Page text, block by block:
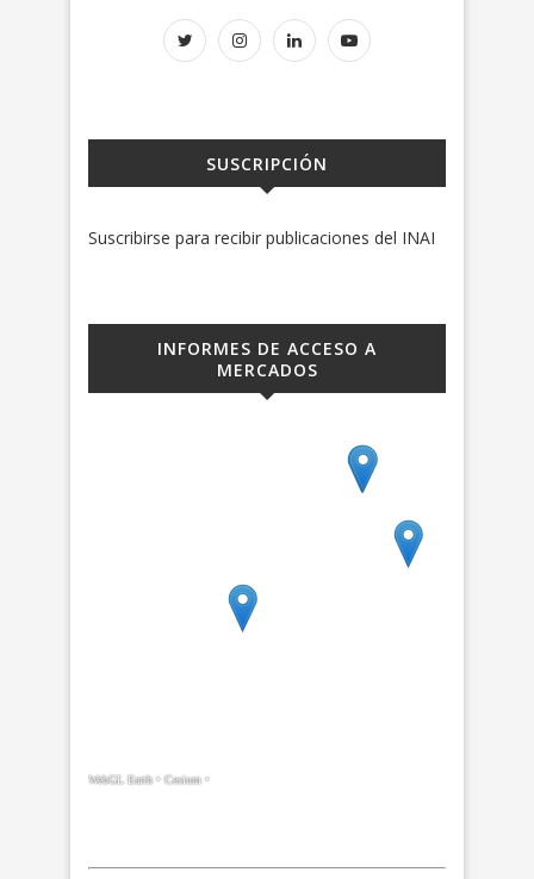
SUSCRIPCIÓN
Suscribirse para recibir publicaciones del INAI
INFORMES DE ACCESO A
MERCADOS